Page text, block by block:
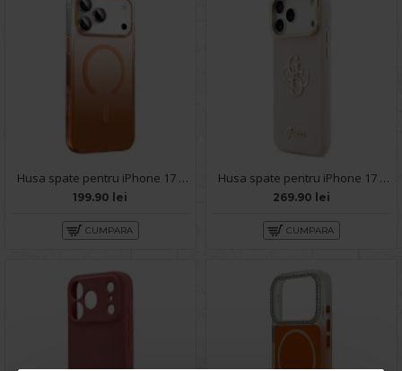
Husa spate pentru iPhone 17 Pro Max Keephone Aurora - Portocaliu
199.90 lei
CUMPARA
Husa spate pentru iPhone 17 Pro Max Guess Stand Camera
269.90 lei
CUMPARA